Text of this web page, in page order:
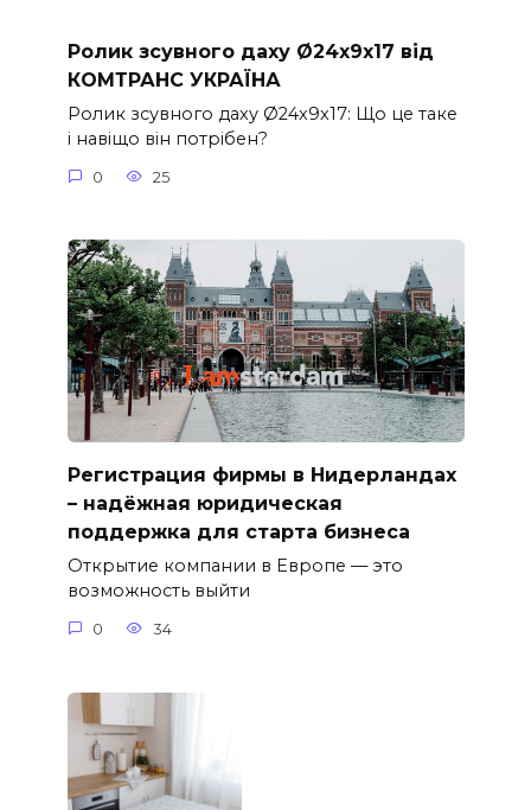
Ролик зсувного даху Ø24x9x17 від
КОМТРАНС УКРАЇНА
Ролик зсувного даху Ø24x9x17: Що це таке
і навіщо він потрібен?
0 25
Регистрация фирмы в Нидерландах
– надёжная юридическая
поддержка для старта бизнеса
Открытие компании в Европе — это
возможность выйти
0 34